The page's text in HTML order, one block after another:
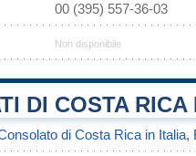
00 (395) 557-36-03
Non disponibile
DI COSTA RICA
di Costa Rica in Italia,